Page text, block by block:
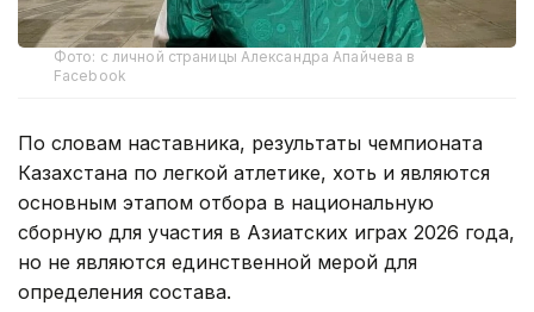
Фото: с личной страницы Александра Апайчева в
Facebook
По словам наставника, результаты чемпионата
Казахстана по легкой атлетике, хоть и являются
основным этапом отбора в национальную
сборную для участия в Азиатских играх 2026 года,
но не являются единственной мерой для
определения состава.